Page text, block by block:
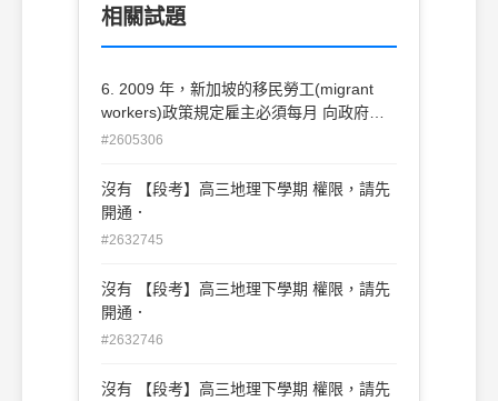
相關試題
6. 2009 年，新加坡的移民勞工(migrant
workers)政策規定雇主必須每月 向政府繳
交「移民勞工費」，且每個行業都有設定聘
上限」。這些制度的設立，主要是希望 能
減少因引進海外勞工所造成的下列哪項社會
(D)少子化和高齡化使人力資源短缺嚴重
#2605306
沒有 【段考】高三地理下學期 權限，請先
開通．
#2632745
沒有 【段考】高三地理下學期 權限，請先
開通．
#2632746
沒有 【段考】高三地理下學期 權限，請先